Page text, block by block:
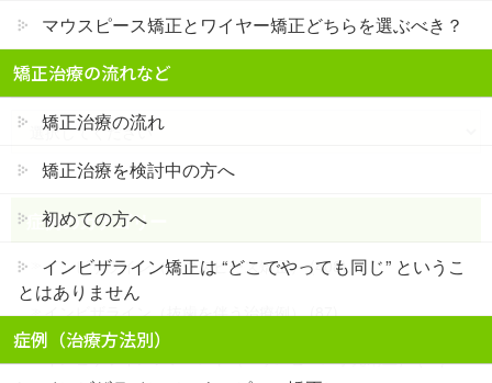
アーカイブ
症例のカテゴリー
インビザライン（マウスピース矯正） (408)
インビザライン（抜歯を伴う治療例） (87)
インビザラインファースト（マウスピース小児矯正） (28)
マウスピース矯正とワイヤー矯正どちらを選ぶべき？
矯正治療の流れなど
矯正治療の流れ
矯正治療を検討中の方へ
初めての方へ
インビザライン矯正は “どこでやっても同じ” というこ
とはありません
症例（治療方法別）